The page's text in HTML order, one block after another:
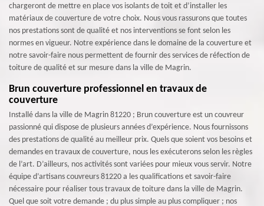
chargeront de mettre en place vos isolants de toit et d’installer les
matériaux de couverture de votre choix. Nous vous rassurons que toutes
nos prestations sont de qualité et nos interventions se font selon les
normes en vigueur. Notre expérience dans le domaine de la couverture et
notre savoir-faire nous permettent de fournir des services de réfection de
toiture de qualité et sur mesure dans la ville de Magrin.
Brun couverture professionnel en travaux de
couverture
Installé dans la ville de Magrin 81220 ; Brun couverture est un couvreur
passionné qui dispose de plusieurs années d’expérience. Nous fournissons
des prestations de qualité au meilleur prix. Quels que soient vos besoins et
demandes en travaux de couverture, nous les exécuterons selon les règles
de l’art. D’ailleurs, nos activités sont variées pour mieux vous servir. Notre
équipe d’artisans couvreurs 81220 a les qualifications et savoir-faire
nécessaire pour réaliser tous travaux de toiture dans la ville de Magrin.
Quel que soit votre demande ; du plus simple au plus compliquer ; nos